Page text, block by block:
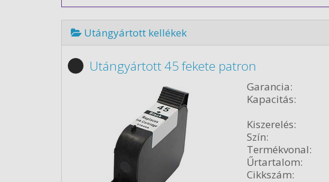
Utángyártott kellékek
Utángyártott 45 fekete patron
Garancia:
Kapacitás:
Kiszerelés:
Szín:
Termékvonal:
Űrtartalom:
Cikkszám: